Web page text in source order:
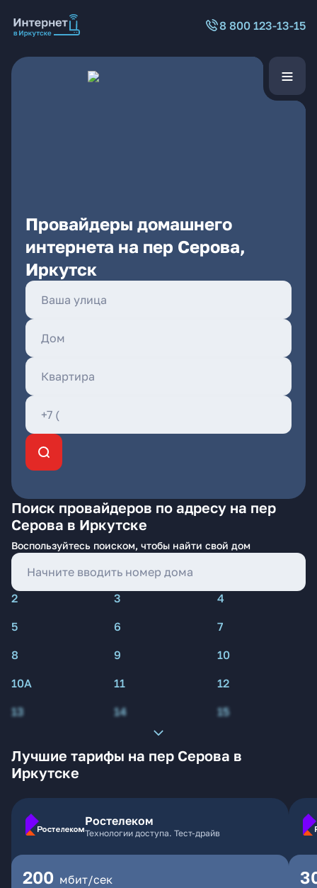
8 800 123-13-15
Провайдеры домашнего
интернета на пер Серова,
Иркутск
Поиск провайдеров по адресу на пер
Серова в Иркутске
Воспользуйтесь поиском, чтобы найти свой дом
2 3
4
5
6
7
8
9
10
10А
11
12
13
14 15
Лучшие тарифы на пер Серова в
Иркутске
Ростелеком
Технологии доступа. Тест-драйв
200 мбит/сек